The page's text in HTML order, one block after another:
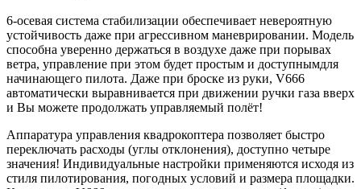
6-осевая система стабилизации обеспечивает невероятную
устойчивость даже при агрессивном маневрировании. Модель
способна уверенно держаться в воздухе даже при порывах
ветра, управление при этом будет простым и доступнымдля
начинающего пилота. Даже при броске из руки, V666
автоматически выравнивается при движении ручки газа вверх
и Вы можете продолжать управляемый полёт!
Аппаратура управления квадрокоптера позволяет быстро
переключать расходы (углы отклонения), доступно четыре
значения! Индивидуальные настройки применяются исходя из
стиля пилотирования, погодных условий и размера площадки.